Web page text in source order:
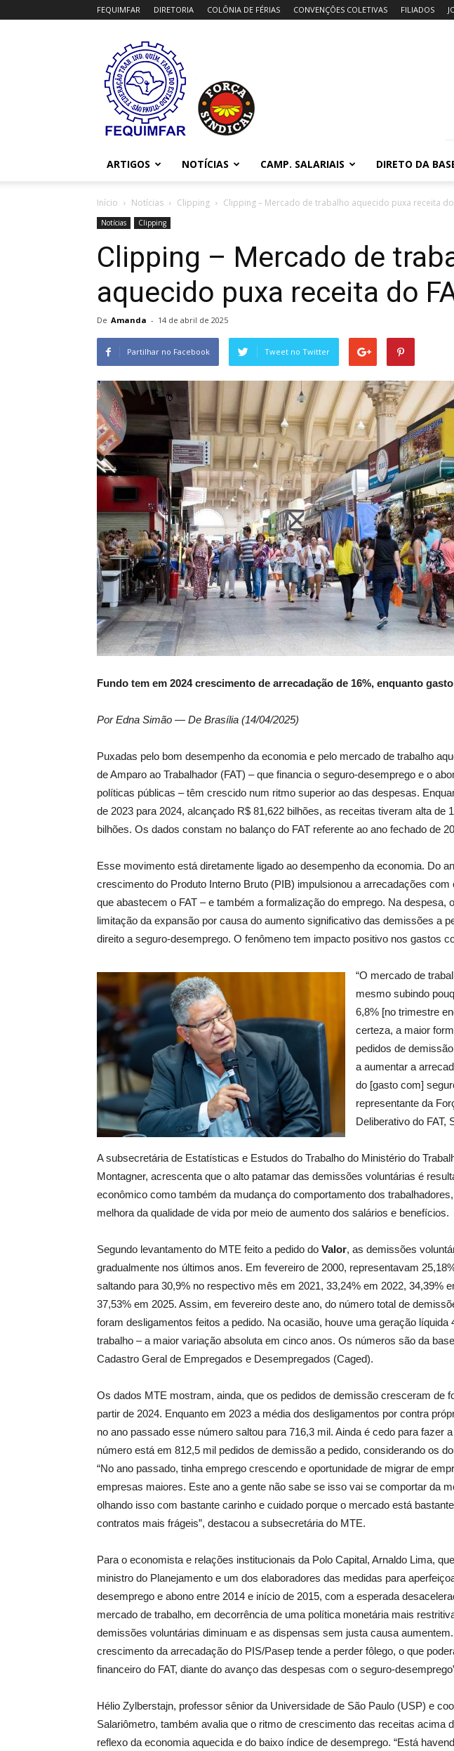
FEQUIMFAR DIRETORIA COLÔNIA DE FÉRIAS CONVENÇÕES COLETIVAS FILIADOS
ARTIGOS NOTÍCIAS CAMP. SALARIAIS DIRETO DA
Início Notícias Clipping Clipping – Mercado de trabalho aquecido puxa receita do
Notícias Clipping
Clipping – Mercado de
aquecido puxa receita do
De Amanda - 14 de abril de 2025
Partilhar no Facebook Tweet no Twitter
Fundo tem em 2024 crescimento de arrecadação de 16%, enquanto
Por Edna Simão — De Brasília (14/04/2025)
Puxadas pelo bom desempenho da economia e pelo mercado de trabalho
de Amparo ao Trabalhador (FAT) – que financia o seguro-desemprego e o
políticas públicas – têm crescido num ritmo superior ao das despesas.
de 2023 para 2024, alcançado R$ 81,622 bilhões, as receitas tiveram alta de
bilhões. Os dados constam no balanço do FAT referente ao ano fechado de
Esse movimento está diretamente ligado ao desempenho da economia. Do
crescimento do Produto Interno Bruto (PIB) impulsionou a arrecadações
que abastecem o FAT – e também a formalização do emprego. Na despesa,
limitação da expansão por causa do aumento significativo das demissões a
direito a seguro-desemprego. O fenômeno tem impacto positivo nos gastos
“O mercado de
mesmo subindo
6,8% [no trimestre
certeza, a maior
pedidos de
a aumentar a
do [gasto com]
representante da
Deliberativo do FAT,
A subsecretária de Estatísticas e Estudos do Trabalho do Ministério do
Montagner, acrescenta que o alto patamar das demissões voluntárias é
econômico como também da mudança do comportamento dos
melhora da qualidade de vida por meio de aumento dos salários e benefícios.
Segundo levantamento do MTE feito a pedido do Valor, as demissões
gradualmente nos últimos anos. Em fevereiro de 2000, representavam
saltando para 30,9% no respectivo mês em 2021, 33,24% em 2022, 34,39%
37,53% em 2025. Assim, em fevereiro deste ano, do número total de
foram desligamentos feitos a pedido. Na ocasião, houve uma geração líquida
trabalho – a maior variação absoluta em cinco anos. Os números são da
Cadastro Geral de Empregados e Desempregados (Caged).
Os dados MTE mostram, ainda, que os pedidos de demissão cresceram de
partir de 2024. Enquanto em 2023 a média dos desligamentos por contra
no ano passado esse número saltou para 716,3 mil. Ainda é cedo para fazer
número está em 812,5 mil pedidos de demissão a pedido, considerando os
“No ano passado, tinha emprego crescendo e oportunidade de migrar de
empresas maiores. Este ano a gente não sabe se isso vai se comportar da
olhando isso com bastante carinho e cuidado porque o mercado está
contratos mais frágeis”, destacou a subsecretária do MTE.
Para o economista e relações institucionais da Polo Capital, Arnaldo Lima,
ministro do Planejamento e um dos elaboradores das medidas para
desemprego e abono entre 2014 e início de 2015, com a esperada
mercado de trabalho, em decorrência de uma política monetária mais
demissões voluntárias diminuam e as dispensas sem justa causa
crescimento da arrecadação do PIS/Pasep tende a perder fôlego, o que
financeiro do FAT, diante do avanço das despesas com o seguro-
Hélio Zylberstajn, professor sênior da Universidade de São Paulo (USP) e
Salariômetro, também avalia que o ritmo de crescimento das receitas acima
reflexo da economia aquecida e do baixo índice de desemprego. “Está